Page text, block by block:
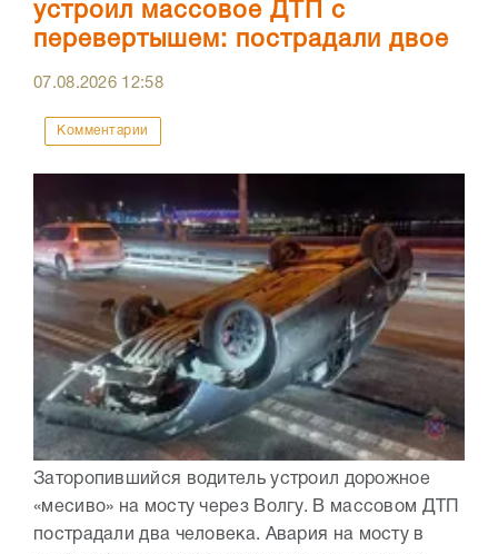
устроил массовое ДТП с
перевертышем: пострадали двое
07.08.2026 12:58
Комментарии
Заторопившийся водитель устроил дорожное
«месиво» на мосту через Волгу. В массовом ДТП
пострадали два человека. Авария на мосту в